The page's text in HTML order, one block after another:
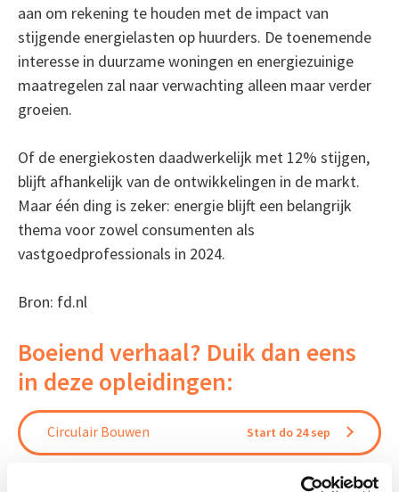
aan om rekening te houden met de impact van
stijgende energielasten op huurders. De toenemende
interesse in duurzame woningen en energiezuinige
maatregelen zal naar verwachting alleen maar verder
groeien.
Of de energiekosten daadwerkelijk met 12% stijgen,
blijft afhankelijk van de ontwikkelingen in de markt.
Maar één ding is zeker: energie blijft een belangrijk
thema voor zowel consumenten als
vastgoedprofessionals in 2024.
Bron: fd.nl
Boeiend verhaal? Duik dan eens
in deze opleidingen:
Circulair Bouwen Start do 24 sep